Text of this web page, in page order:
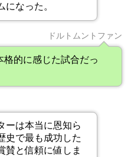
なった。
ドルトムントファン
格的に感じた試合だっ
ーは本当に恩知ら
史で最も成功した
賛と信頼に値しま